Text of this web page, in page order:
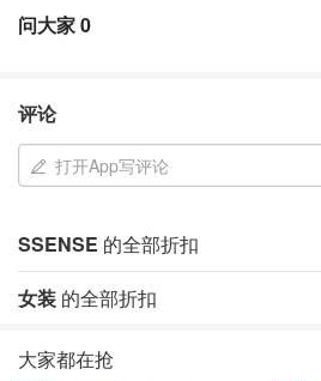
问大家0
评论
打开App写评论
SSENSE 的全部折扣
女装 的全部折扣
大家都在抢